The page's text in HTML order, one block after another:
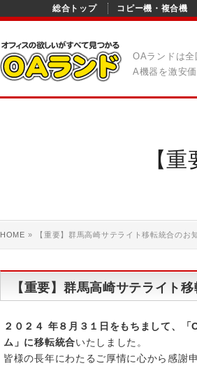
総合トップ コピー機・複合機
OAランドは
A機器を激安
【
HOME » 【重要】群馬高崎サテライト移転統合のお
【重要】群馬高崎サテライト
２０２４ 年８月３１日をもちまして、
ム」に移転統合いたしました。
皆様の長年にわたるご厚情に心から感謝